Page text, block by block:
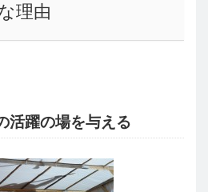
理由
活躍の場を与える